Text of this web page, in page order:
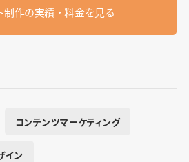
制作の実績・料金を見る
コンテンツマーケティング
イン